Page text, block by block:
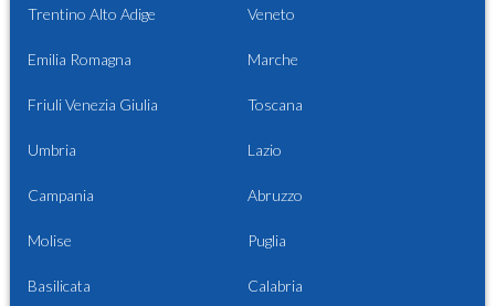
Trentino Alto Adige Veneto
Emilia Romagna Marche
Friuli Venezia Giulia Toscana
Umbria Lazio
Campania Abruzzo
Molise Puglia
Basilicata Calabria